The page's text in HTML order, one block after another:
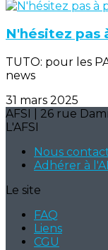
N'hésitez pas
TUTO: pour les
news
31 mars 2025
AFSI | 26 rue
L'AFSI
Nous
Adhérer à
Le site
FAQ
Liens
CGU